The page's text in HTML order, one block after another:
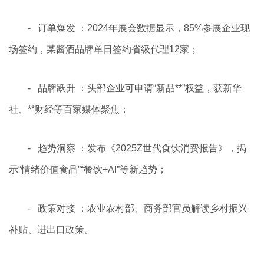
- 订单爆发 ：2024年展会数据显示，85%参展企业现
场签约，某酱酒品牌单日签约省级代理12家；
- 品牌跃升 ：头部企业可申请“新品**”权益，获新华
社、**财经等百家媒体聚焦；
- 趋势洞察 ：发布《2025Z世代食饮消费报告》，揭
示“情绪价值食品”“餐饮+AI”等新趋势；
- 政策对接 ：农业农村部、商务部官员解读乡村振兴
补贴、进出口政策。